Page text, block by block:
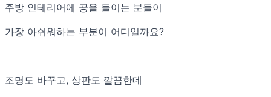
주방 인테리어에 공을 들이는 분들이
가장 아쉬워하는 부분이 어디일까요?
조명도 바꾸고, 상판도 깔끔한데